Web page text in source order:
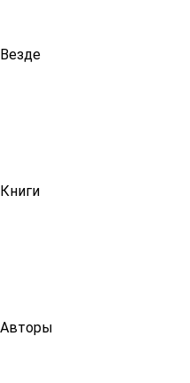
Везде
Книги
Авторы